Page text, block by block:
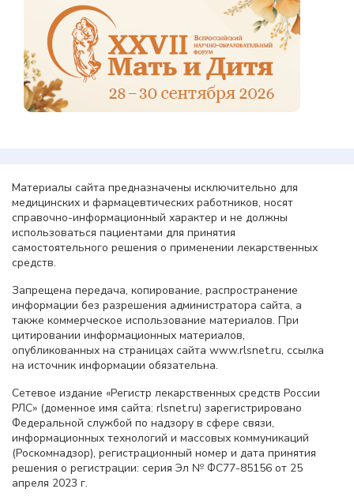
Материалы сайта предназначены исключительно для
медицинских и фармацевтических работников, носят
справочно-информационный характер и не должны
использоваться пациентами для принятия
самостоятельного решения о применении лекарственных
средств.
Запрещена передача, копирование, распространение
информации без разрешения администратора сайта, а
также коммерческое использование материалов. При
цитировании информационных материалов,
опубликованных на страницах сайта www.rlsnet.ru, ссылка
на источник информации обязательна.
Сетевое издание «Регистр лекарственных средств России
РЛС» (доменное имя сайта: rlsnet.ru) зарегистрировано
Федеральной службой по надзору в сфере связи,
информационных технологий и массовых коммуникаций
(Роскомнадзор), регистрационный номер и дата принятия
решения о регистрации: серия Эл № ФС77-85156 от 25
апреля 2023 г.